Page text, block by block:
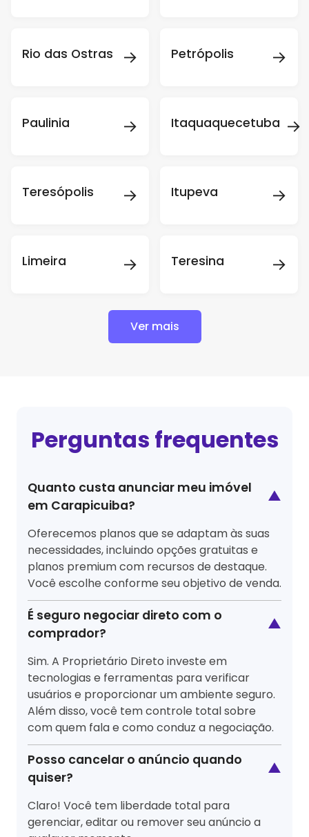
Rio das Ostras → Petrópolis →
Paulinia → Itaquaquecetuba →
Teresópolis → Itupeva →
Limeira → Teresina →
Ver mais
Perguntas frequentes
Quanto custa anunciar meu imóvel
em Carapicuiba?
▲
Oferecemos planos que se adaptam às suas
necessidades, incluindo opções gratuitas e
planos premium com recursos de destaque.
Você escolhe conforme seu objetivo de venda.
É seguro negociar direto com o
comprador?
▲
Sim. A Proprietário Direto investe em
tecnologias e ferramentas para verificar
usuários e proporcionar um ambiente seguro.
Além disso, você tem controle total sobre
com quem fala e como conduz a negociação.
Posso cancelar o anúncio quando
quiser?
▲
Claro! Você tem liberdade total para
gerenciar, editar ou remover seu anúncio a